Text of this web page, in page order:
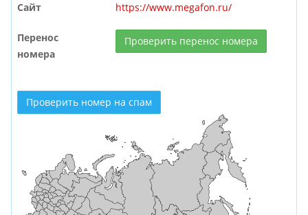
Сайт https://www.megafon.ru/
Перенос
номера
Проверить перенос номера
Проверить номер на спам